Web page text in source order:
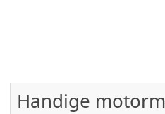
Handige